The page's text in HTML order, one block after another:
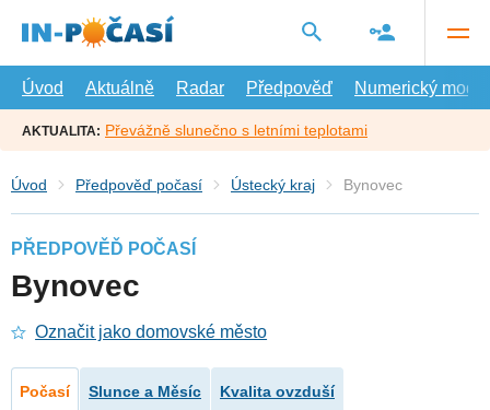
hlavní
Úvod
Aktuálně Radar Předpověď Numerický model
AKTUALITA: Převážně slunečno s letními teplotami
Úvod Předpověď počasí Ústecký kraj Bynovec
PŘEDPOVĚĎ POČASÍ
Bynovec
Označit jako domovské město
Počasí Slunce a Měsíc Kvalita ovzduší